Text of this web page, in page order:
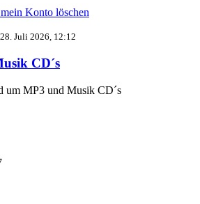
Konto löschen
28. Juli 2026, 12:12
CD´s
um MP3 und Musik CD´s